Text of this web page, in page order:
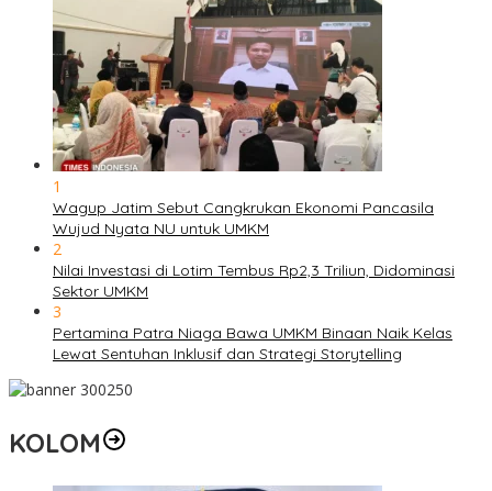
1
Wagup Jatim Sebut Cangkrukan Ekonomi Pancasila
Wujud Nyata NU untuk UMKM
2
Nilai Investasi di Lotim Tembus Rp2,3 Triliun, Didominasi
Sektor UMKM
3
Pertamina Patra Niaga Bawa UMKM Binaan Naik Kelas
Lewat Sentuhan Inklusif dan Strategi Storytelling
KOLOM